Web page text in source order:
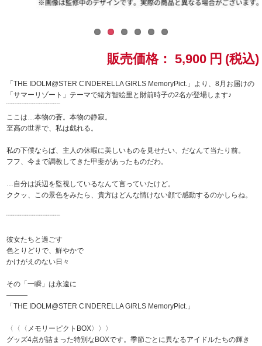
ラブライブ！
ラブライブ！サンシャイン‼
ラブライブ！虹ヶ咲学園スクールアイドル同好会
ラブライブ！スーパースター!!
モフモフパレード
販売価格： 5,900 円 (税込)
「THE IDOLM@STER CINDERELLA GIRLS MemoryPict.」より、8月お届けの
「サマーリゾート」テーマで緒方智絵里と財前時子の2名が登場します♪
¨¨¨¨¨¨¨¨¨¨¨¨¨¨¨¨¨¨¨¨¨¨¨
ここは…本物の蒼。本物の静寂。
至高の世界で、私は戯れる。
私の下僕ならば、主人の休暇に美しいものを見せたい、だなんて当たり前。
フフ、今まで調教してきた甲斐があったものだわ。
…自分は浜辺を監視しているなんて言っていたけど。
ククッ、この景色をみたら、貴方はどんな情けない顔で感動するのかしらね。
¨¨¨¨¨¨¨¨¨¨¨¨¨¨¨¨¨¨¨¨¨¨¨
彼女たちと過ごす
色とりどりで、鮮やかで
かけがえのない日々
その「一瞬」は永遠に
―――
「THE IDOLM@STER CINDERELLA GIRLS MemoryPict.」
〈〈〈メモリーピクトBOX〉〉〉
グッズ4点が詰まった特別なBOXです。季節ごとに異なるアイドルたちの輝き